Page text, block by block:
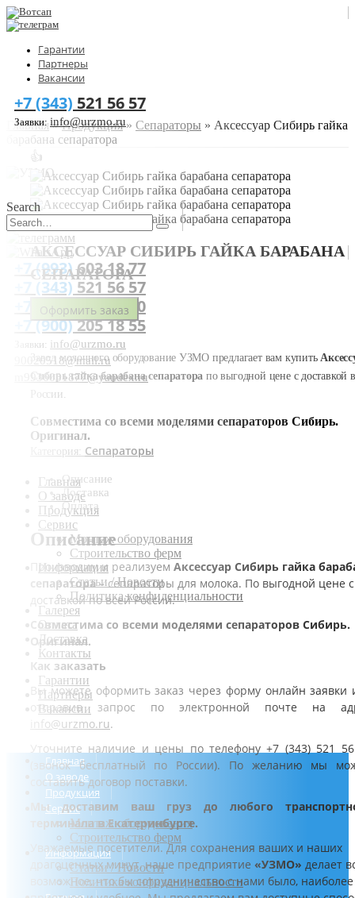
Гарантии
Партнеры
Вакансии
+7 (343) 521 56 57
Заявки:info@urzmo.ru
Search
+7 (993)603 18 77
+7 (343) 521 56 57
+7 (343)271 60 80
+7 (900)205 18 55
Заявки:
info@urzmo.ru
90020518@mail.ru
m9936031877@yandex.ru
Главная
О заводе
Продукция
Сервис
Монтаж оборудования
Строительство ферм
Информация
Статьи / Новости
Политика конфиденциальности
Галерея
Оплата
Доставка
Контакты
Гарантии
Партнеры
Вакансии
Главная
О заводе
Продукция
Сервис
Монтаж оборудования
Строительство ферм
Информация
Статьи / Новости
Политика конфиденциальности
Главная»Продукция» Сепараторы » Аксессуар Сибирь гайка
барабана сепаратора
👍
АКСЕССУАР СИБИРЬ ГАЙКА БАРАБАНА
СЕПАРАТОРА
Оформить заказ
Завод молочного оборудование УЗМО предлагает вам купить
Сибирь гайка барабана сепаратора по выгодной цене с доставкой
России.
Совместима со всеми моделями сепараторов Сибирь.
Оригинал.
Категория: Сепараторы
Описание
Доставка
Оплата
Описание
Производим и реализуем Аксессуар Сибирь гайка
сепаратора– сепараторы для молока. По выгодной цене с
доставкой по всей России.
Совместима со всеми моделями сепараторов Сибирь.
Оригинал.
Как заказать
Вы можете оформить заказ через форму онлайн заявки
отправив запрос по электронной почте на
info@urzmo.ru.
Уточните наличие и цены по телефону +7 (343) 521
(звонок бесплатный по России). По желанию мы
составить договор поставки.
Мы доставим ваш груз до любого
терминала в Екатеринбурге.
Уважаемые посетители. Для сохранения ваших и наших
драгоценных минут, наше предприятие «УЗМО» делает
возможное, что бы сотрудничество с нами было, наиболее